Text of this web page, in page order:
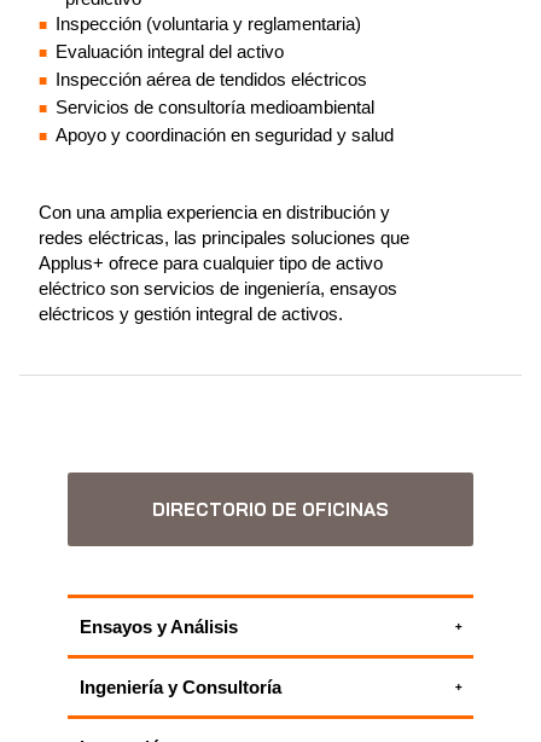
Inspección (voluntaria y reglamentaria)
Evaluación integral del activo
Inspección aérea de tendidos eléctricos
Servicios de consultoría medioambiental
Apoyo y coordinación en seguridad y salud
Con una amplia experiencia en distribución y
redes eléctricas, las principales soluciones que
Applus+ ofrece para cualquier tipo de activo
eléctrico son servicios de ingeniería, ensayos
eléctricos y gestión integral de activos.
DIRECTORIO DE OFICINAS
Ensayos y Análisis
Control de la calidad de sistemas NGC2 y
EAS
Ensayos eléctricos
Ingeniería y Consultoría
Alcance y presupuestación de ensayos no